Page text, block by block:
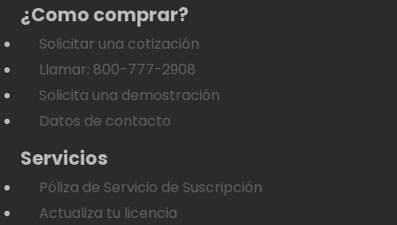
¿Como comprar?
Solicitar una cotización
Llamar: 800-777-2908
Solicita una demostración
Datos de contacto
Servicios
Póliza de Servicio de Suscripción
Actualiza tu licencia